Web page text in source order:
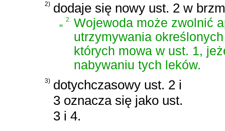
2) dodaje się nowy ust. 2 w
„ 2. Wojewoda może zwolnić
utrzymywania
których mowa w ust. 1,
nabywaniu tych leków.
3) dotychczasowy ust. 2 i
3 oznacza się jako ust.
3 i 4.